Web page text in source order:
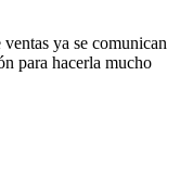
ya se comunican
para hacerla mucho